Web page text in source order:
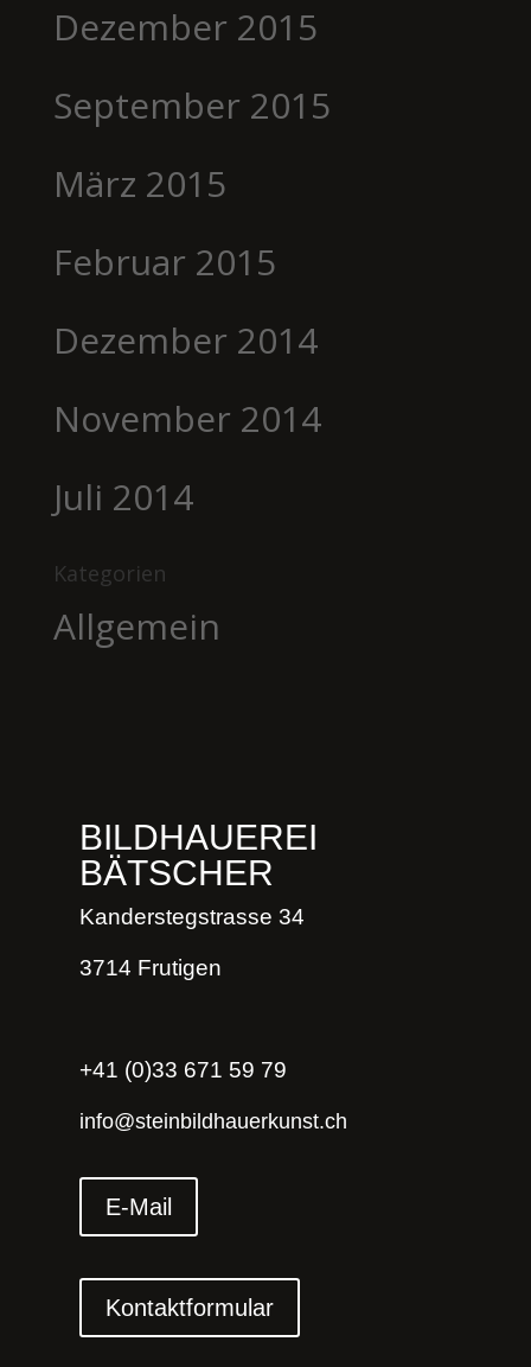
Dezember 2015
September 2015
März 2015
Februar 2015
Dezember 2014
November 2014
Juli 2014
Kategorien
Allgemein
BILDHAUEREI
BÄTSCHER
Kanderstegstrasse 34
3714 Frutigen
+41 (0)33 671 59 79
info@steinbildhauerkunst.ch
E-Mail
Kontaktformular